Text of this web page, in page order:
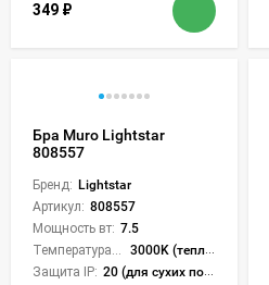
349 ₽
Бра Muro Lightstar
808557
Бренд: Lightstar
Артикул: 808557
Мощность вт: 7.5
3000K (теплый)
Защита IP: 20 (для сухих пом.)